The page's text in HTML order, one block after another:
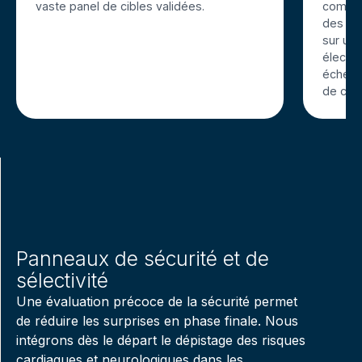
vaste panel de cibles validées.
des
sur un
de
Panneaux de sécurité et de
sélectivité
Une évaluation précoce de la sécurité permet
de réduire les surprises en phase finale. Nous
intégrons dès le départ le dépistage des risques